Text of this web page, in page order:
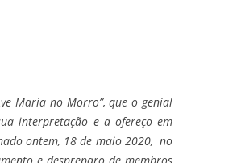
Maria no Morro”, que o genial
interpretação e a ofereço em
ontem, 18 de maio 2020, no